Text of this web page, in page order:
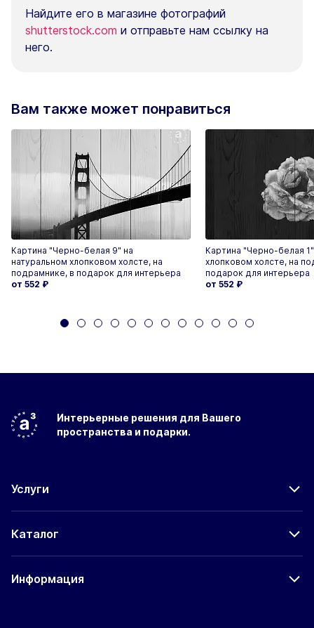
Найдите его в магазине фотографий
shutterstock.com и отправьте нам ссылку на
него.
Вам также может понравиться
Картина "Черно-белая 9" на
натуральном хлопковом холсте, на
подрамнике, в подарок для интерьера
от 552 ₽
Картина "Черно-белая
хлопковом холсте, на
подарок для интерьера
от 552 ₽
Интерьерные решения для Вашего
пространства и подарки.
Услуги
Каталог
Информация